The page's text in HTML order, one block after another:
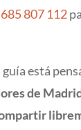
685 807 112
guía está
de